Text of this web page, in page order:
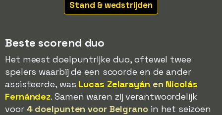
Stand & wedstrijden
Beste scorend duo
Het meest doelpuntrijke duo, oftewel twee
spelers waarbij de een scoorde en de ander
assisteerde, was Lucas Zelarayán en Nicolás
Fernández. Samen waren zij verantwoordelijk
voor 4 doelpunten voor Belgranoin het seizoen